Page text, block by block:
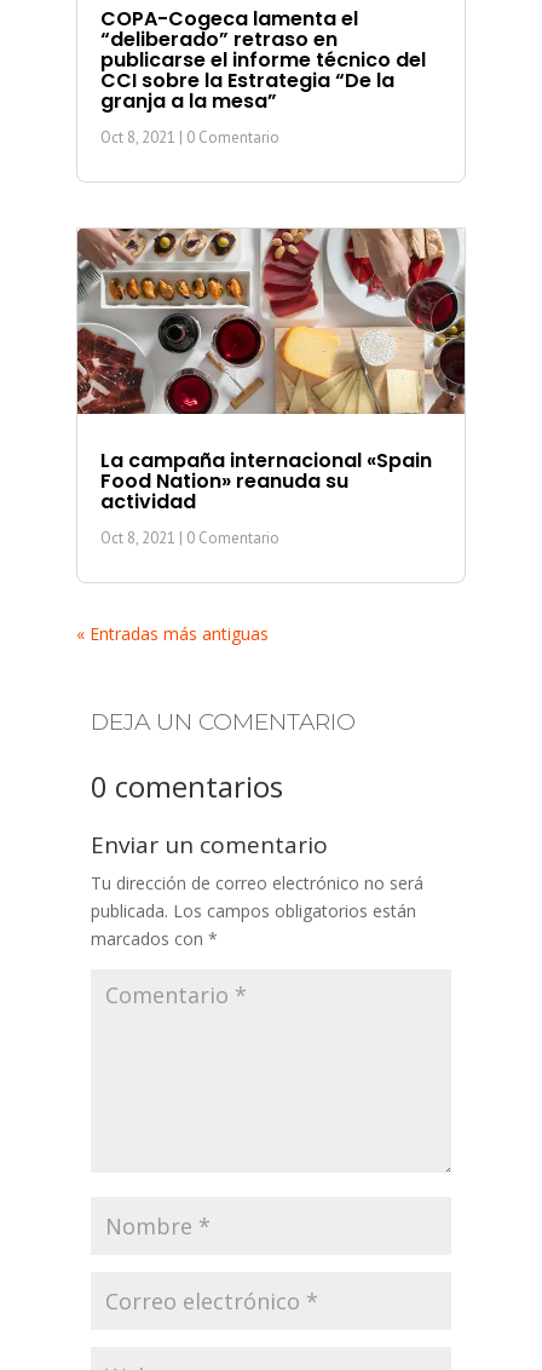
COPA-Cogeca lamenta el
“deliberado” retraso en
publicarse el informe técnico del
CCI sobre la Estrategia “De la
granja a la mesa”
Oct 8, 2021 | 0 Comentario
La campaña internacional «Spain
Food Nation» reanuda su
actividad
Oct 8, 2021 | 0 Comentario
« Entradas más antiguas
DEJA UN COMENTARIO
0 comentarios
Enviar un comentario
Tu dirección de correo electrónico no será
publicada. Los campos obligatorios están
marcados con *